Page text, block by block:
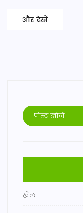
और देखें
खेल